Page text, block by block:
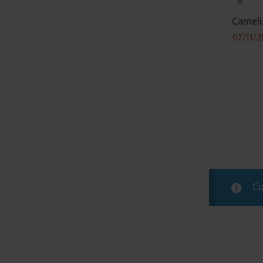
07/11/